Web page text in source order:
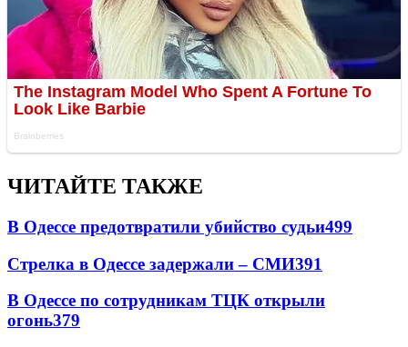
ЧИТАЙТЕ ТАКЖЕ
В Одессе предотвратили убийство судьи499
Стрелка в Одессе задержали – СМИ391
В Одессе по сотрудникам ТЦК открыли
огонь379